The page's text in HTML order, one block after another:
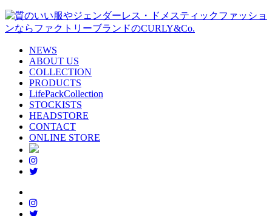
NEWS
ABOUT US
COLLECTION
PRODUCTS
LifePackCollection
STOCKISTS
HEADSTORE
CONTACT
ONLINE STORE